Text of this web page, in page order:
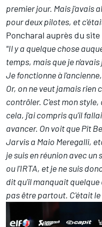
premier jour. Mais j'avais
pour deux pilotes, et
Poncharal auprès du
"Il y a quelque chose
temps, mais que je
Je fonctionne à
Or, on ne veut jamais
contrôler. C'est mon style,
cela, j'ai compris qu'il
avancer. On voit que Pit
Jarvis a Maio Meregalli,
je suis en réunion avec
ou l'IRTA, et je ne suis
dit qu'il manquait quelque
pas être partout. C'était